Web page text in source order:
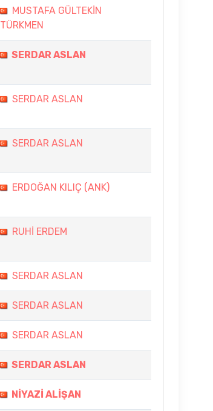
MUSTAFA GÜLTEKİN
TÜRKMEN
SERDAR ASLAN
SERDAR ASLAN
SERDAR ASLAN
ERDOĞAN KILIÇ (ANK)
RUHİ ERDEM
SERDAR ASLAN
SERDAR ASLAN
SERDAR ASLAN
SERDAR ASLAN
NİYAZİ ALİŞAN